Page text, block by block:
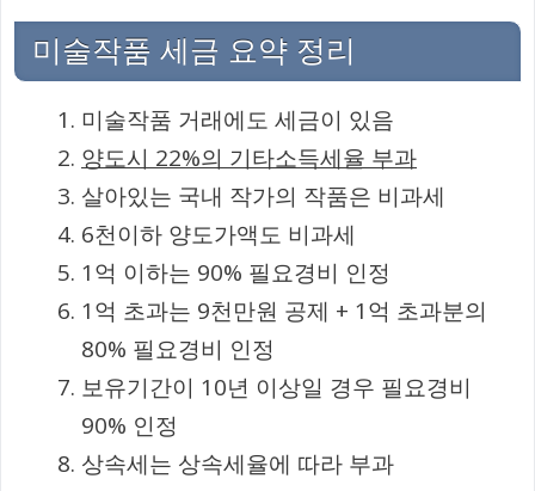
미술작품 세금 요약 정리
미술작품 거래에도 세금이 있음
양도시 22%의 기타소득세율 부과
살아있는 국내 작가의 작품은 비과세
6천이하 양도가액도 비과세
1억 이하는 90% 필요경비 인정
1억 초과는 9천만원 공제 + 1억 초과분의
80% 필요경비 인정
보유기간이 10년 이상일 경우 필요경비
90% 인정
상속세는 상속세율에 따라 부과